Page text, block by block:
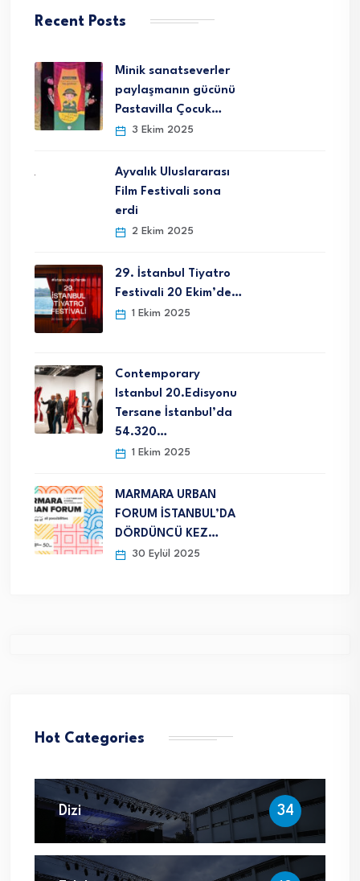
Recent Posts
Minik sanatseverler
paylaşmanın gücünü
Pastavilla Çocuk…
3 Ekim 2025
Ayvalık Uluslararası
Film Festivali sona
erdi
2 Ekim 2025
29. İstanbul Tiyatro
Festivali 20 Ekim’de…
1 Ekim 2025
Contemporary
Istanbul 20.Edisyonu
Tersane İstanbul’da
54.320…
1 Ekim 2025
MARMARA URBAN
FORUM İSTANBUL’DA
DÖRDÜNCÜ KEZ…
30 Eylül 2025
Hot Categories
Dizi 34